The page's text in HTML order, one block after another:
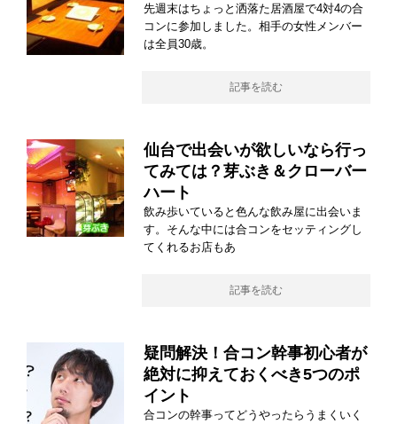
先週末はちょっと洒落た居酒屋で4対4の合
コンに参加しました。相手の女性メンバー
は全員30歳。
記事を読む
仙台で出会いが欲しいなら行っ
てみては？芽ぶき＆クローバー
ハート
飲み歩いていると色んな飲み屋に出会いま
す。そんな中には合コンをセッティングし
てくれるお店もあ
記事を読む
疑問解決！合コン幹事初心者が
絶対に抑えておくべき5つのポ
イント
合コンの幹事ってどうやったらうまくいく